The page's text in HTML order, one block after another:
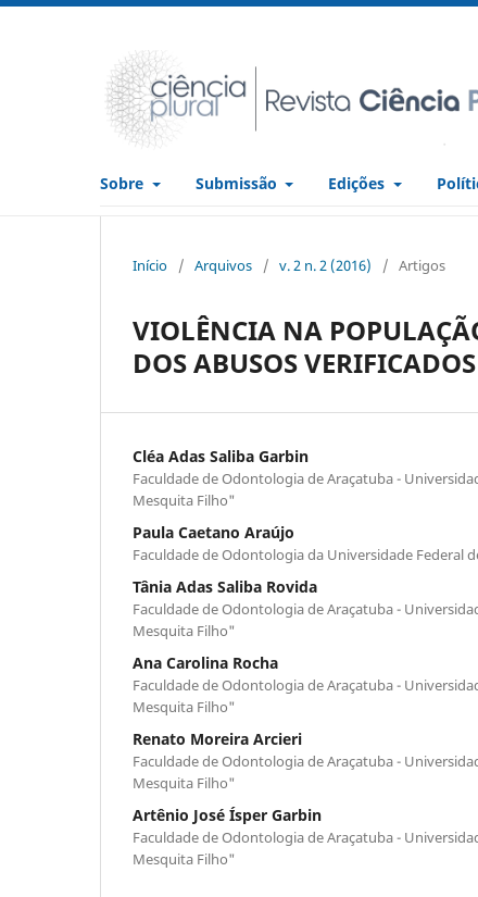
Sobre Submissão Edições
Início / Arquivos / v. 2 n. 2 (2016) / Artigos
VIOLÊNCIA NA
DOS ABUSOS
Cléa Adas Saliba Garbin
Faculdade de Odontologia de Araçatuba -
Mesquita Filho"
Paula Caetano Araújo
Faculdade de Odontologia da Universidade Federal
Tânia Adas Saliba Rovida
Faculdade de Odontologia de Araçatuba -
Mesquita Filho"
Ana Carolina Rocha
Faculdade de Odontologia de Araçatuba -
Mesquita Filho"
Renato Moreira Arcieri
Faculdade de Odontologia de Araçatuba -
Mesquita Filho"
Artênio José Ísper Garbin
Faculdade de Odontologia de Araçatuba -
Mesquita Filho"